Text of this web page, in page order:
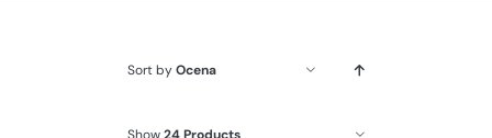
Sort byOcena
Show24 Products